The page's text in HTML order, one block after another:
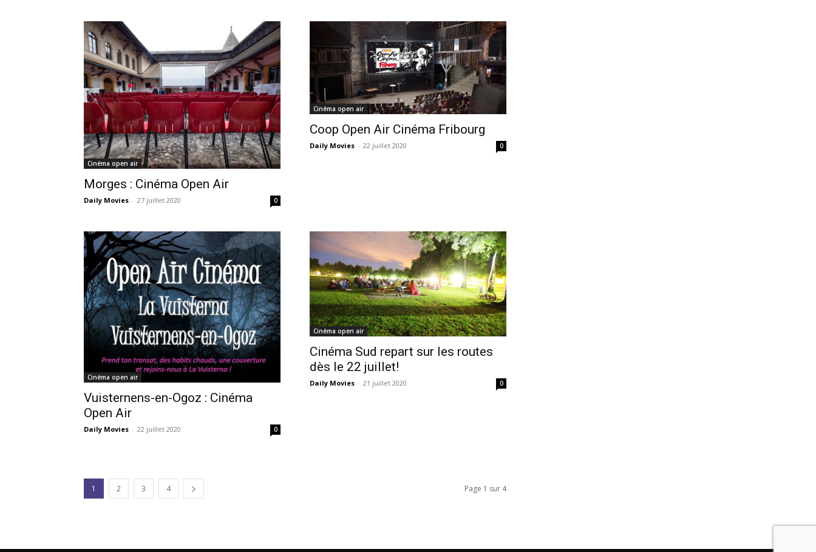
Cinéma open air
Morges : Cinéma Open Air
Daily Movies - 27 juillet 2020 0
Cinéma open air
Coop Open Air Cinéma Fribourg
Daily Movies - 22 juillet 2020 0
Cinéma open air
Vuisternens-en-Ogoz : Cinéma
Open Air
Daily Movies - 22 juillet 2020 0
Cinéma open air
Cinéma Sud repart sur les routes
dès le 22 juillet!
Daily Movies - 21 juillet 2020 0
1 2 3 4 Page 1 sur 4